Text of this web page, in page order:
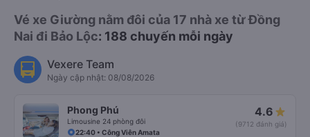
Vé xe Giường nằm đôi của 17 nhà xe từ Đồng
Nai đi Bảo Lộc: 188 chuyến mỗi ngày
Vexere Team
Ngày cập nhật: 08/08/2026
Phong Phú
Limousine 24 phòng đôi
4.6
(9712 đánh giá)
22:40 • Công Viên Amata